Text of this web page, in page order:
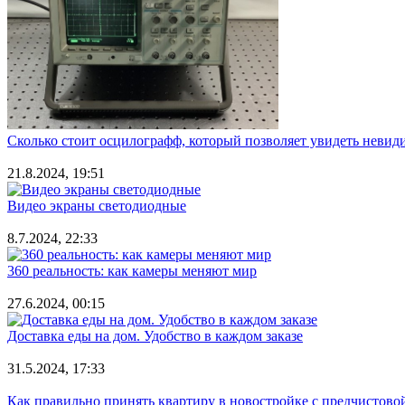
Сколько стоит осцилографф, который позволяет увидеть
21.8.2024, 19:51
Видео экраны светодиодные
8.7.2024, 22:33
360 реальность: как камеры меняют мир
27.6.2024, 00:15
Доставка еды на дом. Удобство в каждом заказе
31.5.2024, 17:33
Как правильно принять квартиру в новостройке с